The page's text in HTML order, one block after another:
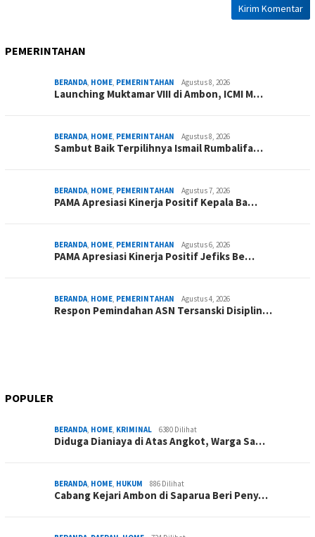
PEMERINTAHAN
BERANDA HOME PEMERINTAHAN Agustus 8, 2026
Launching Muktamar VIII di Ambon, ICMI M…
BERANDA HOME PEMERINTAHAN Agustus 8, 2026
Sambut Baik Terpilihnya Ismail Rumbalifa…
BERANDA HOME PEMERINTAHAN Agustus 7, 2026
PAMA Apresiasi Kinerja Positif Kepala Ba…
BERANDA HOME PEMERINTAHAN Agustus 6, 2026
PAMA Apresiasi Kinerja Positif Jefiks Be…
BERANDA HOME PEMERINTAHAN Agustus 4, 2026
Respon Pemindahan ASN Tersanski Disiplin…
POPULER
BERANDA HOME KRIMINAL 6380 Dilihat
Diduga Dianiaya di Atas Angkot, Warga Sa…
BERANDA HOME HUKUM 886 Dilihat
Cabang Kejari Ambon di Saparua Beri Peny…